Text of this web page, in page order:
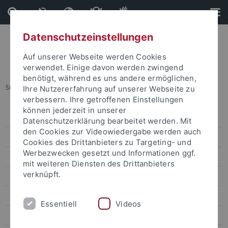
Direkt
zum
Inhalt
Direkt
zur
Fußleiste
Sie sind hier: Startseite ... Impressum Newsletter
Impressum
Informationsdienste-Ordnung
Impressum Newsletter
Bluesky-Hinweise
Datenschutzeinstellungen
Auf unserer Webseite werden Cookies
verwendet. Einige davon werden zwingend
benötigt, während es uns andere ermöglichen,
Ihre Nutzererfahrung auf unserer Webseite zu
verbessern. Ihre getroffenen Einstellungen
können jederzeit in unserer
Datenschutzerklärung bearbeitet werden. Mit
den Cookies zur Videowiedergabe werden auch
Cookies des Drittanbieters zu Targeting- und
Werbezwecken gesetzt und Informationen ggf.
mit weiteren Diensten des Drittanbieters
verknüpft.
Essentiell Videos